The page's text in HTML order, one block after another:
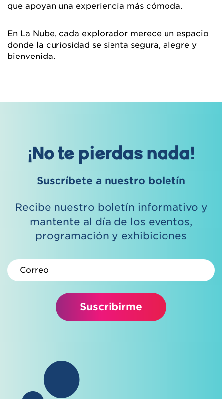
que apoyan una experiencia más cómoda.
En La Nube, cada explorador merece un espacio
donde la curiosidad se sienta segura, alegre y
bienvenida.
¡No te pierdas nada!
Suscríbete a nuestro boletín
Recibe nuestro boletín informativo y
mantente al día de los eventos,
programación y exhibiciones
Correo electrónico
Suscribirme